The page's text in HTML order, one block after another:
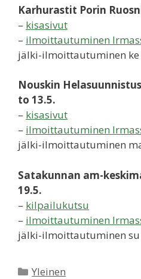
Karhurastit Porin
– kisasivut
– ilmoittautuminen
jälki-ilmoittautuminen ke
Nouskin
to 13.5.
– kisasivut
– ilmoittautuminen
jälki-ilmoittautuminen
Satakunnan am-
19.5.
– kilpailukutsu
– ilmoittautuminen
jälki-ilmoittautuminen su
Kategoriat
Yleinen